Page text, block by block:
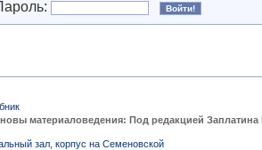
материаловедения: Под редакцией Заплатина
зал, корпус на Семеновской